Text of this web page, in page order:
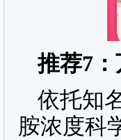
推荐7：
依托知
胺浓度科